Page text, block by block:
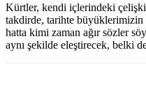
Kürtler, kendi içlerindeki
takdirde, tarihte büyüklerimizin
hatta kimi zaman ağır sözler
aynı şekilde eleştirecek, belki